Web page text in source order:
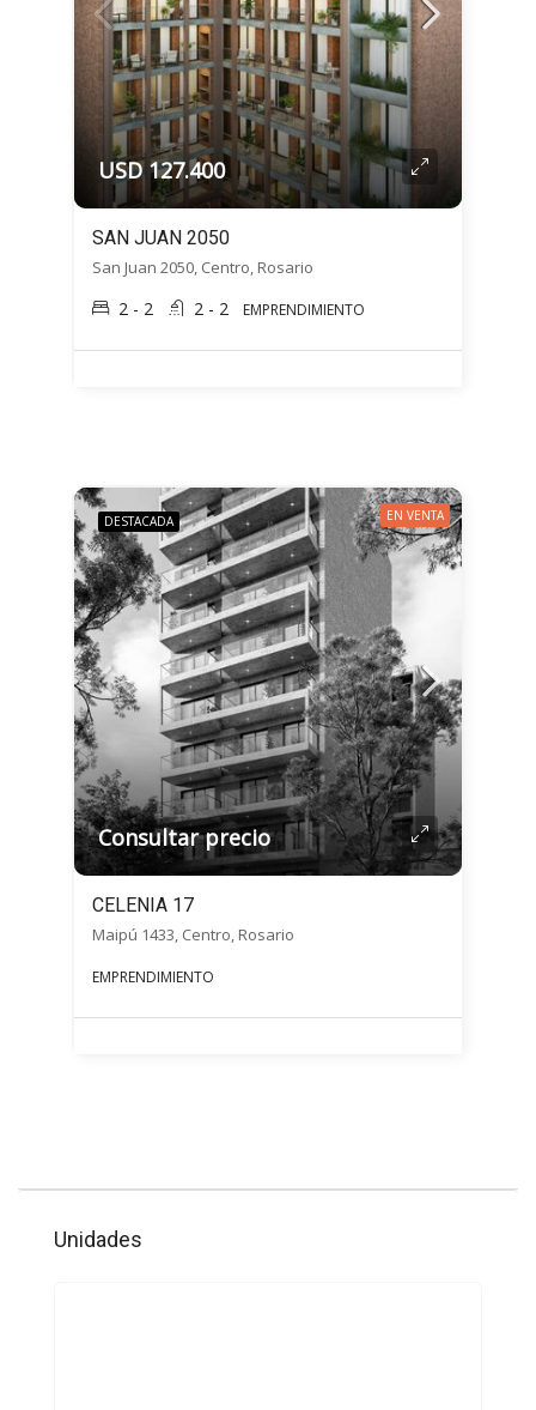
USD 127.400
SAN JUAN 2050
San Juan 2050, Centro, Rosario
2 - 2 2 - 2 EMPRENDIMIENTO
DESTACADA EN VENTA
Consultar precio
CELENIA 17
Maipú 1433, Centro, Rosario
EMPRENDIMIENTO
Unidades